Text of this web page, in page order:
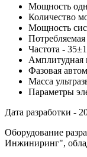
Мощность
Количество
Мощность
Частота -
Амплитудная
Фазовая
Масса
Параметры
Дата разработки -
Оборудование
Инжиниринг",